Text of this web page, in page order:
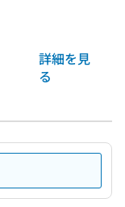
詳細を見
る